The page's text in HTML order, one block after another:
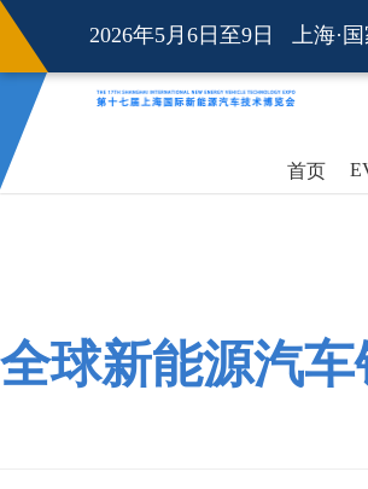
2026年5月6日至9日 上海·
首页
全球新能源汽车